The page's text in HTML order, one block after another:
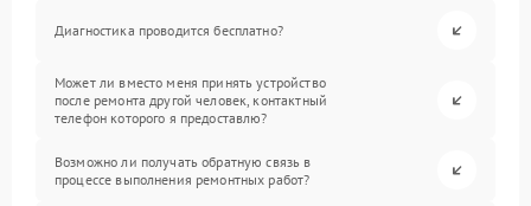
Диагностика проводится бесплатно?
Может ли вместо меня принять устройство
после ремонта другой человек, контактный
телефон которого я предоставлю?
Возможно ли получать обратную связь в
процессе выполнения ремонтных работ?